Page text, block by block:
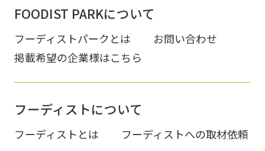
FOODIST PARKについて
フーディストパークとは
お問い合わせ
掲載希望の企業様はこちら
フーディストについて
フーディストとは フーディストへの取材依頼